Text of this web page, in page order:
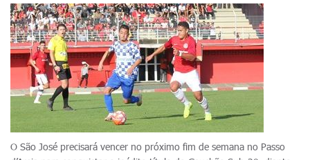
O São José precisará vencer no próximo fim de semana no Passo